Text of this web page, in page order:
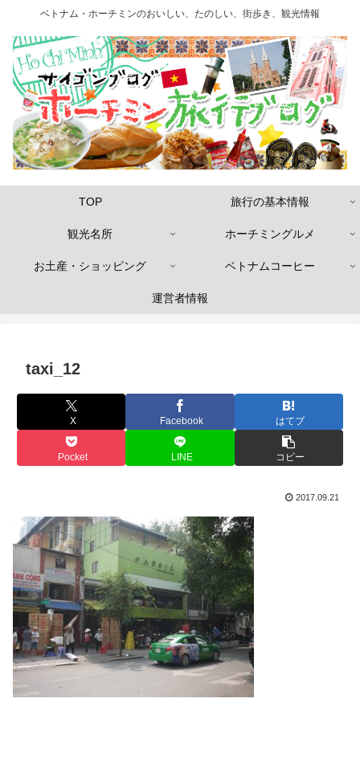
ベトナム・ホーチミンのおいしい、たのしい、街歩き、観光情報
TOP 旅行の基本情報
観光名所 ホーチミングルメ
お土産・ショッピング ベトナムコーヒー
運営者情報
taxi_12
X Facebook はてブ
Pocket LINE コピー
2017.09.21